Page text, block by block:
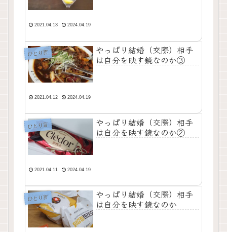
2021.04.13 2024.04.19
ひとり言
やっぱり結婚（交際）相手
は自分を映す鏡なのか③
2021.04.12 2024.04.19
ひとり言
やっぱり結婚（交際）相手
は自分を映す鏡なのか②
2021.04.11 2024.04.19
ひとり言
やっぱり結婚（交際）相手
は自分を映す鏡なのか